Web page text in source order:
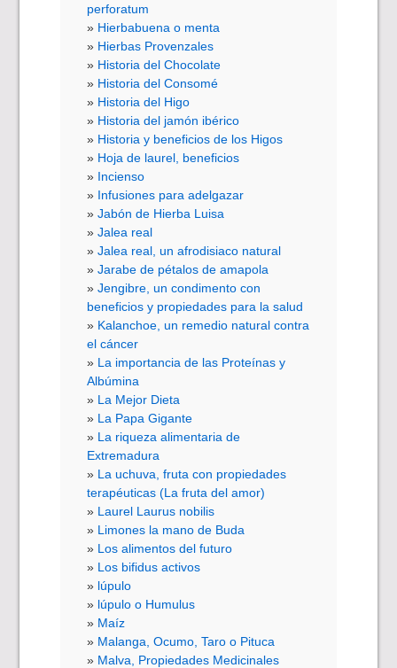
perforatum
Hierbabuena o menta
Hierbas Provenzales
Historia del Chocolate
Historia del Consomé
Historia del Higo
Historia del jamón ibérico
Historia y beneficios de los Higos
Hoja de laurel, beneficios
Incienso
Infusiones para adelgazar
Jabón de Hierba Luisa
Jalea real
Jalea real, un afrodisiaco natural
Jarabe de pétalos de amapola
Jengibre, un condimento con
beneficios y propiedades para la salud
Kalanchoe, un remedio natural contra
el cáncer
La importancia de las Proteínas y
Albúmina
La Mejor Dieta
La Papa Gigante
La riqueza alimentaria de
Extremadura
La uchuva, fruta con propiedades
terapéuticas (La fruta del amor)
Laurel Laurus nobilis
Limones la mano de Buda
Los alimentos del futuro
Los bifidus activos
lúpulo
lúpulo o Humulus
Maíz
Malanga, Ocumo, Taro o Pituca
Malva, Propiedades Medicinales